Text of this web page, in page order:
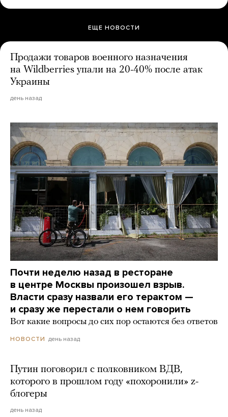
ЕЩЕ НОВОСТИ
Продажи товаров военного назначения
на Wildberries упали на 20-40% после атак
Украины
день назад
Почти неделю назад в ресторане
в центре Москвы произошел взрыв.
Власти сразу назвали его терактом —
и сразу же перестали о нем говорить
Вот какие вопросы до сих пор остаются без ответов
НОВОСТИ день назад
Путин поговорил с полковником ВДВ,
которого в прошлом году «похоронили» z-
блогеры
день назад